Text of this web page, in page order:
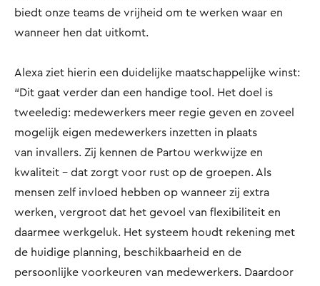
biedt onze teams de vrijheid om te werken waar en
wanneer hen dat uitkomt.
Alexa ziet hierin een duidelijke maatschappelijke winst:
“Dit gaat verder dan een handige tool. Het doel is
tweeledig: medewerkers meer regie geven en zoveel
mogelijk eigen medewerkers inzetten in plaats
van invallers. Zij kennen de Partou werkwijze en
kwaliteit - dat zorgt voor rust op de groepen. Als
mensen zelf invloed hebben op wanneer zij extra
werken, vergroot dat het gevoel van flexibiliteit en
daarmee werkgeluk. Het systeem houdt rekening met
de huidige planning, beschikbaarheid en de
persoonlijke voorkeuren van medewerkers. Daardoor